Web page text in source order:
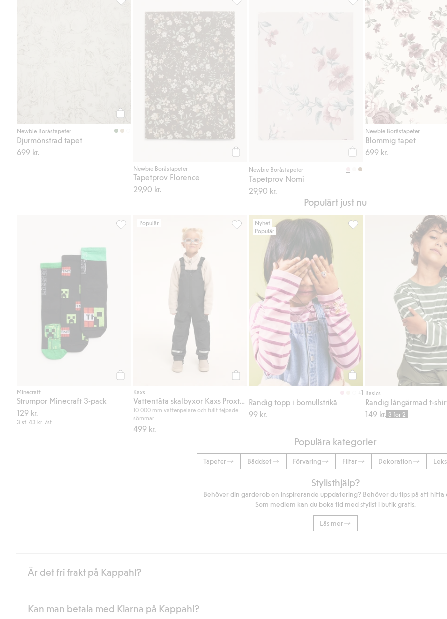
Köp
Newbie Boråstapeter
Djurmönstrad tapet
699 kr.
Djurmönstrad tapet, Lägg till i favoriter
Newbie Boråstapeter
Tapetprov Florence
29,90 kr.
Tapetprov Florence, Lägg till i favoriter
Newbie Boråstapeter
Tapetprov Nomi
29,90 kr.
Tapetprov Nomi, Lägg till i
Newbie Boråstapeter
Blommig tapet
699 kr.
Populärt just nu
Minecraft
Strumpor Minecraft 3-pack
129 kr.
3 st. 43 kr. /st
Strumpor Minecraft 3-pack, Lägg till i favoriter
Populär
Kaxs
Vattentäta skalbyxor Kaxs Proxtec
10 000 mm vattenpelare och fullt tejpade
sömmar
499 kr.
Vattentäta skalbyxor Kaxs Proxtec, Lägg till i favoriter
Nyhet
Populär
Köp
+1
Randig topp i bomullstrikå
99 kr.
Randig topp i bomullstrikå,
Basics
Randig långärmad t-
149 kr. 3 för 2
Populära kategorier
Tapeter Bäddset Förvaring Filtar Dekoration
Stylisthjälp?
Behöver din garderob en inspirerande uppdatering? Behöver du tips på att hitta
Som medlem kan du boka tid med stylist i butik gratis.
Läs mer
Är det fri frakt på Kappahl?
Är du medlem i Kappahl Club har du alltid gratis frakt till butik eller om du handlar för över 500kr med leverans till ombud eller paketbox
Kan man betala med Klarna på Kappahl?